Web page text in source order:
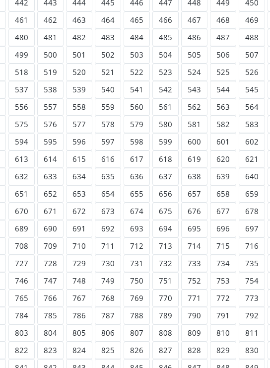
442 443 444 445 446 447 448 449 450
461 462 463 464 465 466 467 468 469
480 481 482 483 484 485 486 487 488
499 500 501 502 503 504 505 506 507
518 519 520 521 522 523 524 525 526
537 538 539 540 541 542 543 544 545
556 557 558 559 560 561 562 563 564
575 576 577 578 579 580 581 582 583
594 595 596 597 598 599 600 601 602
613 614 615 616 617 618 619 620 621
632 633 634 635 636 637 638 639 640
651 652 653 654 655 656 657 658 659
670 671 672 673 674 675 676 677 678
689 690 691 692 693 694 695 696 697
708 709 710 711 712 713 714 715 716
727 728 729 730 731 732 733 734 735
746 747 748 749 750 751 752 753 754
765 766 767 768 769 770 771 772 773
784 785 786 787 788 789 790 791 792
803 804 805 806 807 808 809 810 811
822 823 824 825 826 827 828 829 830